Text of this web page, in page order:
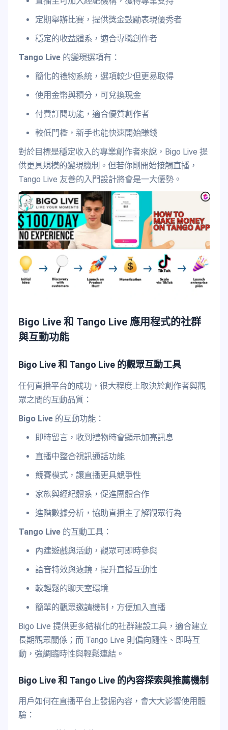
定期舉辦比賽，提供獎金鼓勵表現優秀者
穩定的收益體系，適合專職創作者
Tango Live 的變現選項有：
簡化的禮物系統，選項較少但更易取得
使用金幣與積分，可兌換現金
付費訂閱功能，適合優質創作者
較低門檻，新手也能快速開始賺錢
對於目標是穩定收入的專業創作者來說，Bigo Live 提
供更具規模的變現機制。但若你剛開始接觸直播，
Tango Live 友善的入門設計將會是一大優勢。
Bigo Live 和 Tango Live 應用程式的社群
與互動功能
Bigo Live 和 Tango Live 的觀眾互動工具
任何直播平台的成功，很大程度上取決於創作者與觀
眾之間的互動品質：
Bigo Live 的互動功能：
即時留言，收到禮物時會顯示加亮訊息
直播中整合視訊通話功能
競賽模式，讓直播更具競爭性
家族與經紀體系，促進團體合作
進階數據分析，協助直播主了解觀眾行為
Tango Live 的互動工具：
內建遊戲與活動，觀眾可即時參與
語音特效與濾鏡，提升直播互動性
較輕鬆的聊天室環境
簡單的觀眾邀請機制，方便加入直播
Bigo Live 提供更多結構化的社群建設工具，適合建立
長期觀眾關係；而 Tango Live 則偏向隨性、即時互
動，強調臨時性與輕鬆連結。
Bigo Live 和 Tango Live 的內容探索與推薦機制
用戶如何在直播平台上發掘內容，會大大影響使用體
驗：